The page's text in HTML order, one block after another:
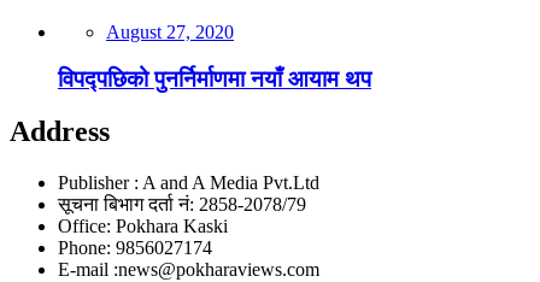
August 27, 2020
विपद्पछिको पुनर्निर्माणमा नयाँ आयाम थप
Address
Publisher : A and A Media Pvt.Ltd
सूचना बिभाग दर्ता नं: 2858-2078/79
Office: Pokhara Kaski
Phone: 9856027174
E-mail :news@pokharaviews.com